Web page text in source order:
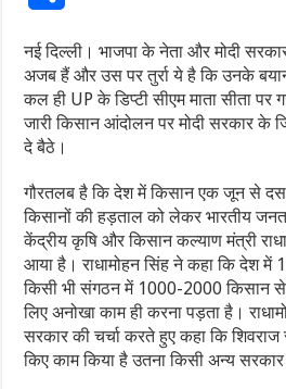
नई दिल्ली। भाजपा के नेता और मोदी
अजब हैं और उस पर तुर्रा ये है कि उनके
कल ही UP के डिप्टी सीएम माता सीता
जारी किसान आंदोलन पर मोदी सरकार के
दे बैठे।
गौरतलब है कि देश में किसान एक जून से
किसानों की हड़ताल को लेकर भारतीय जनता
केंद्रीय कृषि और किसान कल्याण मंत्री
आया है। राधामोहन सिंह ने कहा कि देश में
किसी भी संगठन में 1000-2000 किसान
लिए अनोखा काम ही करना पड़ता है।
सरकार की चर्चा करते हुए कहा कि
किए काम किया है उतना किसी अन्य